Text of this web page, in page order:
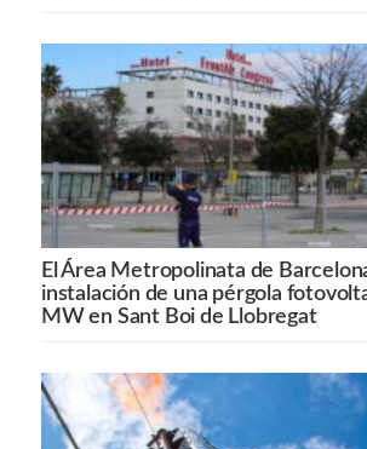
El Área Metropolinata de
instalación de una pérgola
MW en Sant Boi de Llobregat